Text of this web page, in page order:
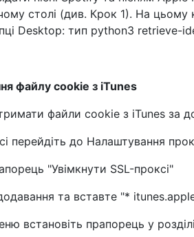
столі (див. Крок 1). На цьому
Desktop: тип python3 retrieve-
файлу cookie з iTunes
файли cookie з iTunes за
перейдіть до Налаштування
"Увімкнути SSL-проксі"
та вставте "*
встановіть прапорець у